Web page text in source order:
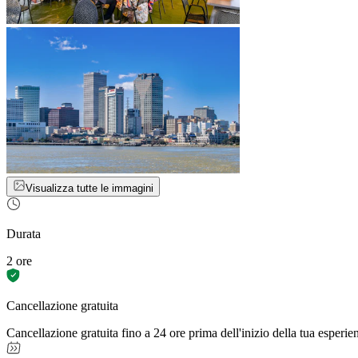
Visualizza tutte le immagini
Durata
2 ore
Cancellazione gratuita
Cancellazione gratuita fino a 24 ore prima dell'inizio della tua